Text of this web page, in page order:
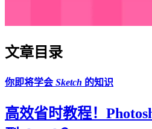
文章目录
你即将学会 Sketch 的知识
高效省时教程！